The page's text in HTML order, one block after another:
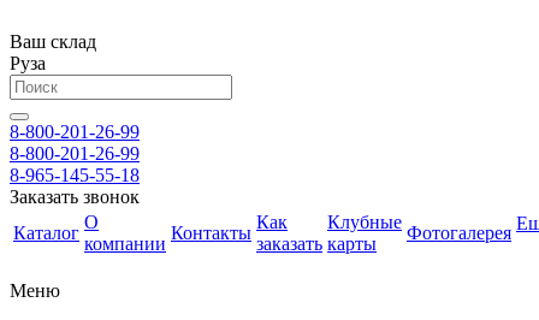
Ваш склад
Руза
8-800-201-26-99
8-800-201-26-99
8-965-145-55-18
Заказать звонок
Каталог
О
компании
Контакты
Как
заказать
Клубные
карты
Фотогалерея
Меню